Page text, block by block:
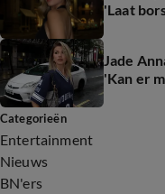
'Laat
Jade
'Kan er
Categorieën
Entertainment
Nieuws
BN'ers